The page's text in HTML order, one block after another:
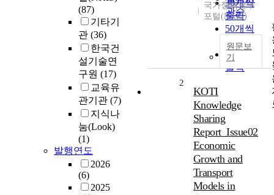
(87)
기타기
관 (36)
한국건
설기술연
구원 (17)
교육유
관기관 (7)
지식나
눔(Look)
(1)
발행연도
2026
(6)
2025
관순
30개씩
출력
50개씩
출력
100개씩
출력
국가정책연구
포털(NKIS)
원문보
기
2
KOTI
Knowledge
Sharing
Report_Issue02
Economic
Growth and
Transport
Models in